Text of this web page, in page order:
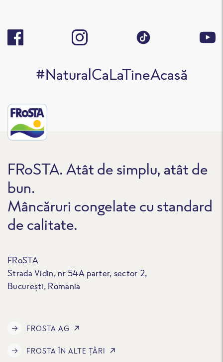
#NaturalCaLaTineAcasă
FRoSTA. Atât de simplu, atât de
bun.
Mâncăruri congelate cu standard
de calitate.
FRoSTA
Strada Vidin, nr 54A parter, sector 2,
București, Romania
FROSTA AG
FROSTA ÎN ALTE ȚĂRI